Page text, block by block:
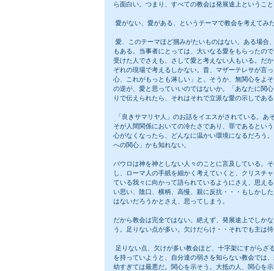
ら面白い。つまり、すべての教会は発展途上ということ
愛がない、愛がある、というテーマで教会を考えてみた
もある。当事者にとっては、大いなる愛をもらったの
受けた人でさえも、さして愛と考えない人もいる。だ
ぞれの現場で考えるしかない。昔、マザーテレサが言
心、これがもっとも淋しい」と。そうか、無関心をよ
の逆が、愛と思っていいのではないか。「あなたに関
りで伝えられたら、それはそれで立派な愛の示しである
そが人間関係においての冷たさであり、罪であるとい
心がなくなったら、どんなに温かい環境になるだろう
への関心」かも知れない。
パウロは神を神としない人々のことに言及している。
し、ローマ人の手紙を細かく考えていくと、クリスチ
ている我々に向かって語られているようにさえ、思え
い思い、陰口、横柄、高慢、親に反抗・・・もしかし
はないだろうかとさえ、思ってしまう。
だから教会は完全ではない。絶えず、発展途上でしか
う。足りない点が多い。欠けだらけ・・それでも主は待
を持っていようと、自分達の弱さを知らない教会では
幼すぎては最悪だ。関心を示そう。大抵の人、関心を